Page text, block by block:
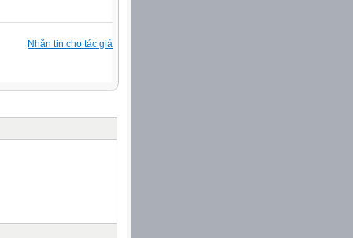
Nhắn tin cho tác giả